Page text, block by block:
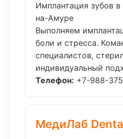
Имплантация зубов
на-Амуре
Выполняем
боли и стресса.
специалистов,
индивидуальный
Телефон: +7-988-
МедиЛаб